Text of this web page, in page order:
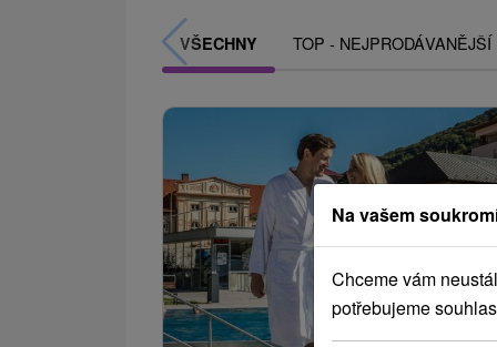
VŠECHNY TOP - NEJPRODÁVANĚJŠÍ
Na vašem
Chceme vám
potřebujeme